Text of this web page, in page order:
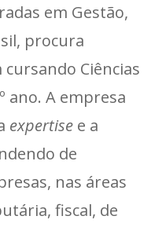
em Gestão,
procura
Ciências
ano. A empresa
expertise e a
de
nas áreas
fiscal, de